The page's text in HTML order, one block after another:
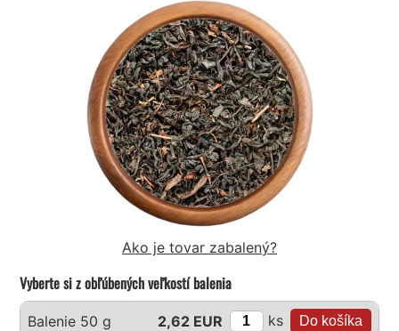
Ako je tovar zabalený?
Vyberte si z obľúbených veľkostí balenia
Balenie 50 g 2,62 EUR ks